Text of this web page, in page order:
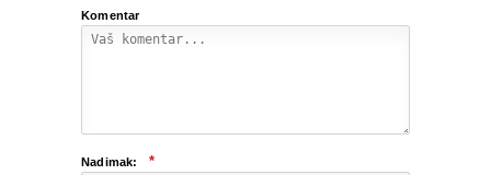
Komentar
Nadimak: *